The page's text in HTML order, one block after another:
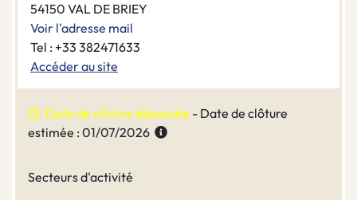
54150 VAL DE BRIEY
Voir l'adresse mail
Tel : +33 382471633
Accéder au site
Date de clôture dépassée - Date de clôture
estimée : 01/07/2026
Secteurs d'activité